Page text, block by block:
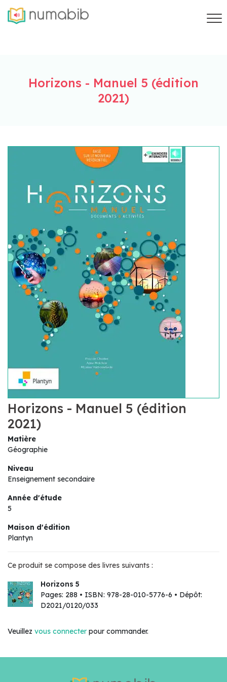
Horizons - Manuel 5 (édition
2021)
Horizons - Manuel 5 (édition
2021)
Matière
Géographie
Niveau
Enseignement secondaire
Année d'étude
5
Maison d'édition
Plantyn
Ce produit se compose des livres suivants :
Horizons 5
Pages: 288 • ISBN: 978-28-010-5776-6 • Dépôt:
D2021/0120/033
Veuillez vous connecter pour commander.